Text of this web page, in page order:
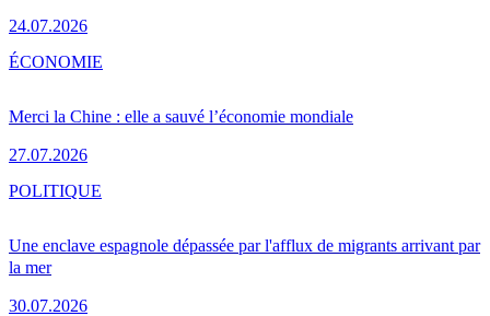
24.07.2026
Merci la Chine : elle a sauvé l’économie mondiale
27.07.2026
ÉCONOMIE
Une enclave espagnole dépassée par l'afflux de migrants arrivant par
la mer
30.07.2026
POLITIQUE